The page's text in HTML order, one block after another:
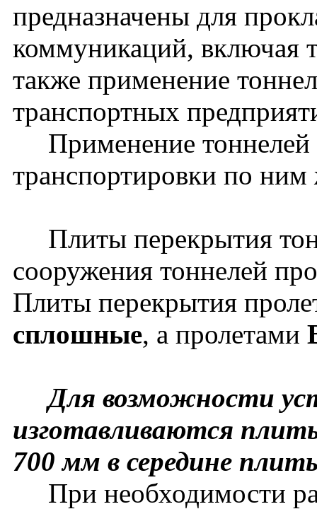
предназначены для
коммуникаций, включая
также применение
транспортных
Применение тоннелей
транспортировки по
Плиты перекрытия
сооружения тоннелей
Плиты перекрытия
сплошные, а пролетами
Для возможности
изготавливаются
700 мм в середине
При необходимости